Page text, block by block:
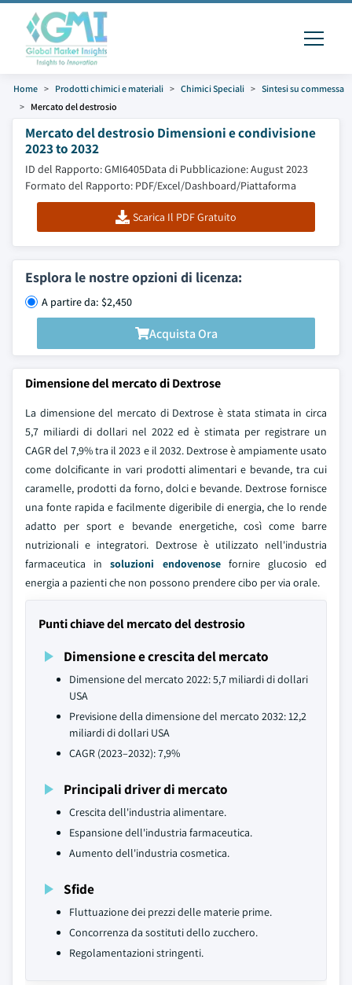
Home Prodotti chimici e materiali Chimici Speciali
Sintesi su commessa
Mercato del destrosio
Mercato del destrosio Dimensioni e condivisione
2023 to 2032
ID del Rapporto: GMI6405Data di Pubblicazione: August 2023
Formato del Rapporto: PDF/Excel/Dashboard/Piattaforma
Scarica Il PDF Gratuito
Esplora le nostre opzioni di licenza:
A partire da: $2,450
Acquista Ora
Dimensione del mercato di Dextrose
La dimensione del mercato di Dextrose è stata stimata in circa
5,7 miliardi di dollari nel 2022 ed è stimata per registrare un
CAGR del 7,9% tra il 2023 e il 2032. Dextrose è ampiamente usato
come dolcificante in vari prodotti alimentari e bevande, tra cui
caramelle, prodotti da forno, dolci e bevande. Dextrose fornisce
una fonte rapida e facilmente digeribile di energia, che lo rende
adatto per sport e bevande energetiche, così come barre
nutrizionali e integratori. Dextrose è utilizzato nell'industria
farmaceutica insoluzioni endovenosefornire glucosio ed
energia a pazienti che non possono prendere cibo per via orale.
Punti chiave del mercato del destrosio
Dimensione e crescita del mercato
Dimensione del mercato 2022: 5,7 miliardi di dollari
USA
Previsione della dimensione del mercato 2032: 12,2
miliardi di dollari USA
CAGR (2023–2032): 7,9%
Principali driver di mercato
Crescita dell'industria alimentare.
Espansione dell'industria farmaceutica.
Aumento dell'industria cosmetica.
Sfide
Fluttuazione dei prezzi delle materie prime.
Concorrenza da sostituti dello zucchero.
Regolamentazioni stringenti.